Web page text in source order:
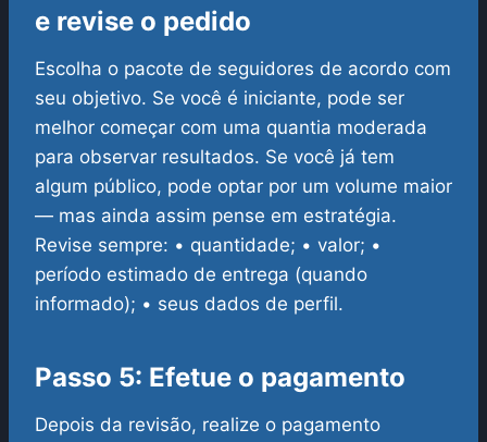
e revise o pedido
Escolha o pacote de seguidores de acordo com
seu objetivo. Se você é iniciante, pode ser
melhor começar com uma quantia moderada
para observar resultados. Se você já tem
algum público, pode optar por um volume maior
— mas ainda assim pense em estratégia.
Revise sempre: • quantidade; • valor; •
período estimado de entrega (quando
informado); • seus dados de perfil.
Passo 5: Efetue o pagamento
Depois da revisão, realize o pagamento